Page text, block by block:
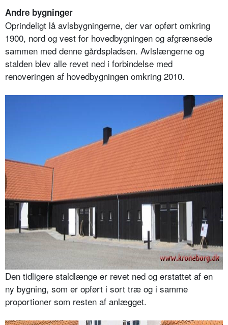
Andre bygninger
Oprindeligt lå avlsbygningerne, der var opført omkring
1900, nord og vest for hovedbygningen og afgrænsede
sammen med denne gårdspladsen. Avlslængerne og
stalden blev alle revet ned i forbindelse med
renoveringen af hovedbygningen omkring 2010.
Den tidligere staldlænge er revet ned og erstattet af en
ny bygning, som er opført i sort træ og i samme
proportioner som resten af anlægget.